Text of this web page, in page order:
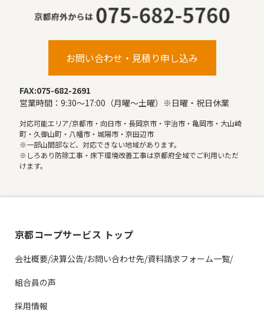
お問い合わせ・見積り申し込み
FAX:075-682-2691
営業時間：9:30〜17:00（月曜〜土曜）※日曜・祝日休業
対応可能エリア/京都市・向日市・長岡京市・宇治市・亀岡市・大山崎
町・久御山町・八幡市・城陽市・京田辺市
※一部山間部など、対応できない地域があります。
※しろあり防除工事・床下環境改善工事は京都府全域でご利用いただ
けます。
京都コープサービス トップ
会社概要/決算公告/お問い合わせ先/資料請求フォーム一覧/
組合員の声
採用情報